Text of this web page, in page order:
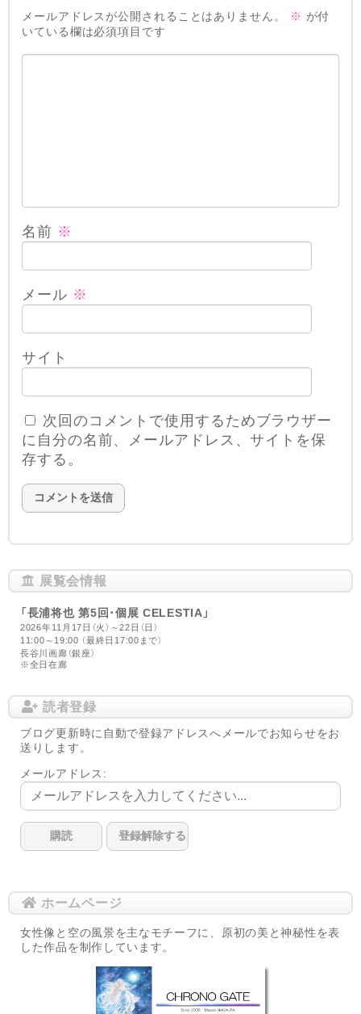
メールアドレスが公開されることはありません。 ※ が付
いている欄は必須項目です
名前 ※
メール ※
サイト
次回のコメントで使用するためブラウザー
に自分の名前、メールアドレス、サイトを保
存する。
展覧会情報
「長浦将也 第5回･個展 CELESTIA」
2026年11月17日（火）～22日（日）
11:00～19:00 （最終日17:00まで）
長谷川画廊（銀座）
※全日在廊
読者登録
ブログ更新時に自動で登録アドレスへメールでお知らせをお
送りします。
メールアドレス:
ホームページ
女性像と空の風景を主なモチーフに、原初の美と神秘性を表
した作品を制作しています。